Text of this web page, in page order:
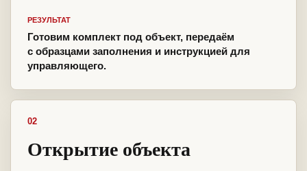
РЕЗУЛЬТАТ
Готовим комплект под объект, передаём
с образцами заполнения и инструкцией для
управляющего.
02
Открытие объекта